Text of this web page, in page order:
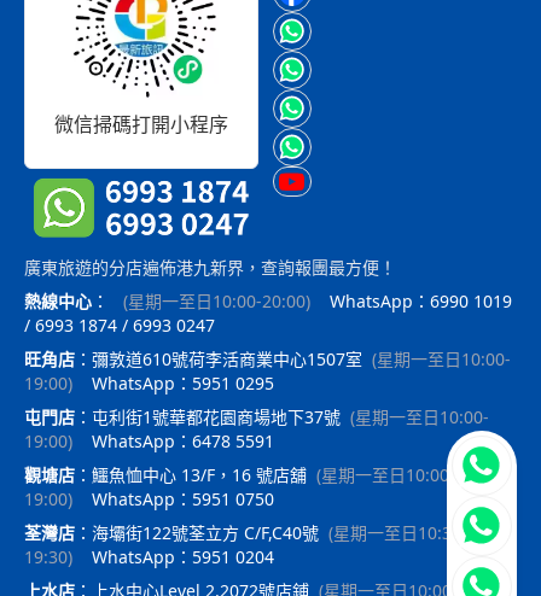
微信掃碼打開小程序
廣東旅遊的分店遍佈港九新界，查詢報團最方便！
熱線中心 ： (星期一至日10:00-20:00)
WhatsApp：6990 1019
/ 6993 1874 / 6993 0247
旺角店 ： 彌敦道610號荷李活商業中心1507室 (星期一至日10:00-
19:00)
WhatsApp：5951 0295
屯門店 ： 屯利街1號華都花園商場地下37號 (星期一至日10:00-
19:00)
WhatsApp：6478 5591
觀塘店 ： 鱷魚恤中心 13/F，16 號店舖 (星期一至日10:00-
19:00)
WhatsApp：5951 0750
荃灣店 ： 海壩街122號荃立方 C/F,C40號 (星期一至日10:30-
19:30)
WhatsApp：5951 0204
上水店 ： 上水中心Level 2,2072號店鋪 (星期一至日10:00-
立即